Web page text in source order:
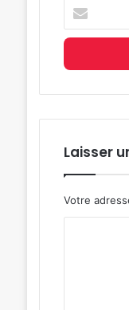
votre
adresse
mail
Laisser
Votre